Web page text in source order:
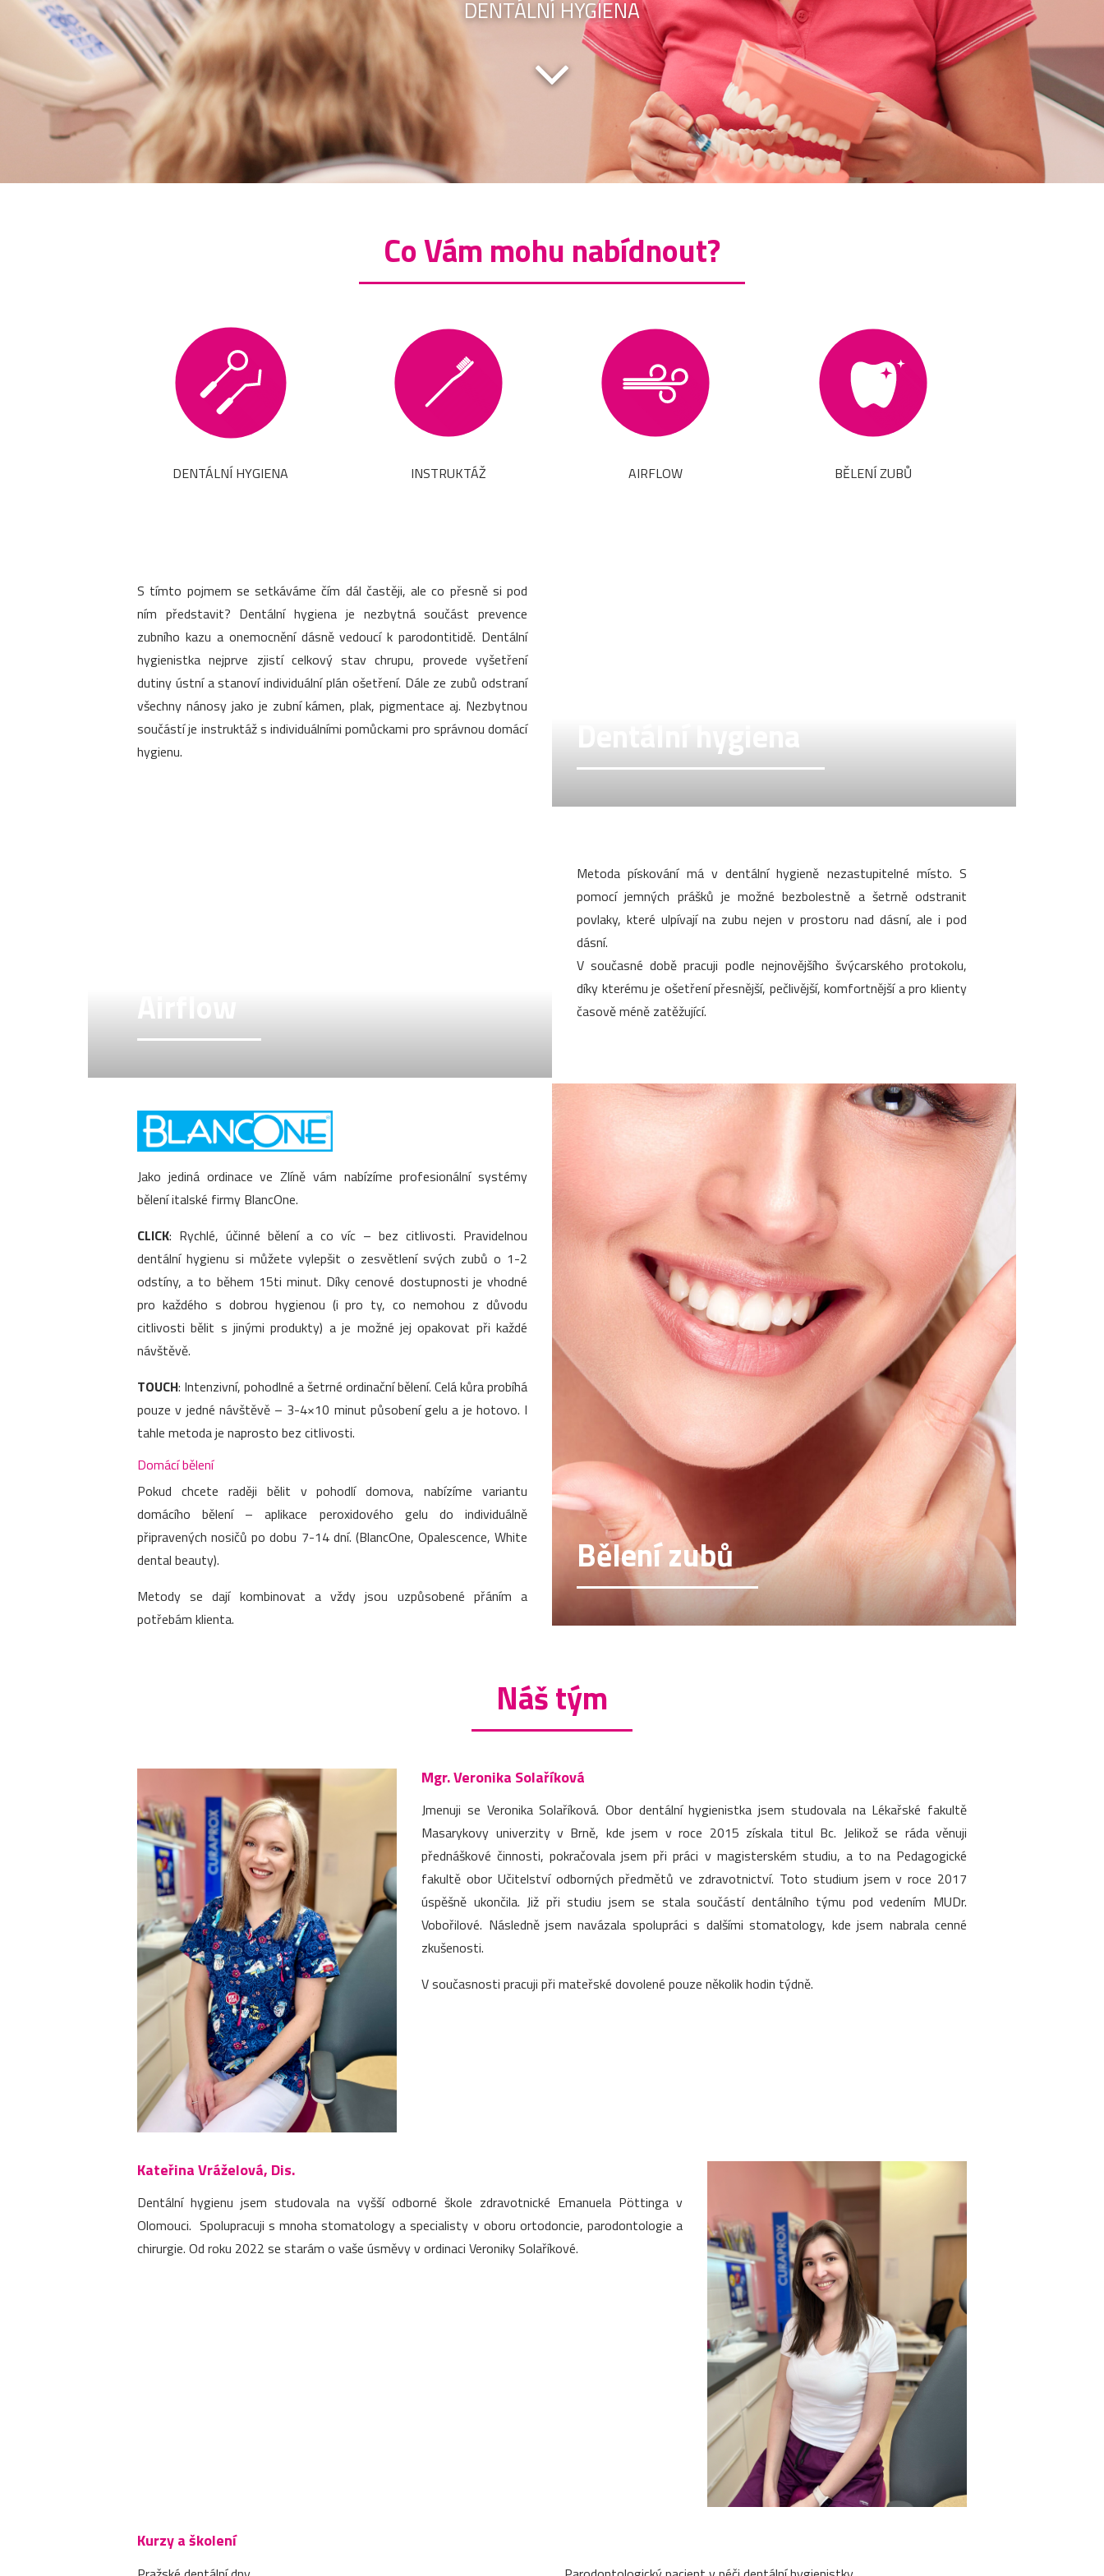
DENTÁLNÍ HYGIENA
Co Vám mohu nabídnout?
DENTÁLNÍ HYGIENA INSTRUKTÁŽ AIRFLOW BĚLENÍ ZUBŮ
S tímto pojmem se setkáváme čím dál častěji, ale co přesně si pod
ním představit? Dentální hygiena je nezbytná součást prevence
zubního kazu a onemocnění dásně vedoucí k parodontitidě. Dentální
hygienistka nejprve zjistí celkový stav chrupu, provede vyšetření
dutiny ústní a stanoví individuální plán ošetření. Dále ze zubů odstraní
všechny nánosy jako je zubní kámen, plak, pigmentace aj. Nezbytnou
součástí je instruktáž s individuálními pomůckami pro správnou domácí
hygienu.
Dentální hygiena
Airflow
Metoda pískování má v dentální hygieně nezastupitelné místo. S
pomocí jemných prášků je možné bezbolestně a šetrně odstranit
povlaky, které ulpívají na zubu nejen v prostoru nad dásní, ale i pod
dásní.
V současné době pracuji podle nejnovějšího švýcarského protokolu,
díky kterému je ošetření přesnější, pečlivější, komfortnější a pro klienty
časově méně zatěžující.
Jako jediná ordinace ve Zlíně vám nabízíme profesionální systémy
bělení italské firmy BlancOne.
CLICK: Rychlé, účinné bělení a co víc – bez citlivosti. Pravidelnou
dentální hygienu si můžete vylepšit o zesvětlení svých zubů o 1-2
odstíny, a to během 15ti minut. Díky cenové dostupnosti je vhodné
pro každého s dobrou hygienou (i pro ty, co nemohou z důvodu
citlivosti bělit s jinými produkty) a je možné jej opakovat při každé
návštěvě.
TOUCH: Intenzivní, pohodlné a šetrné ordinační bělení. Celá kůra probíhá
pouze v jedné návštěvě – 3-4×10 minut působení gelu a je hotovo. I
tahle metoda je naprosto bez citlivosti.
Domácí bělení
Pokud chcete raději bělit v pohodlí domova, nabízíme variantu
domácího bělení – aplikace peroxidového gelu do individuálně
připravených nosičů po dobu 7-14 dní. (BlancOne, Opalescence, White
dental beauty).
Metody se dají kombinovat a vždy jsou uzpůsobené přáním a
potřebám klienta.
Bělení zubů
Náš tým
Mgr. Veronika Solaříková
Jmenuji se Veronika Solaříková. Obor dentální hygienistka jsem studovala na Lékařské fakultě
Masarykovy univerzity v Brně, kde jsem v roce 2015 získala titul Bc. Jelikož se ráda věnuji
přednáškové činnosti, pokračovala jsem při práci v magisterském studiu, a to na Pedagogické
fakultě obor Učitelství odborných předmětů ve zdravotnictví. Toto studium jsem v roce 2017
úspěšně ukončila. Již při studiu jsem se stala součástí dentálního týmu pod vedením MUDr.
Vobořilové. Následně jsem navázala spolupráci s dalšími stomatology, kde jsem nabrala cenné
zkušenosti.
V současnosti pracuji při mateřské dovolené pouze několik hodin týdně.
Kateřina Vráželová, Dis.
Dentální hygienu jsem studovala na vyšší odborné škole zdravotnické Emanuela Pöttinga v
Olomouci. Spolupracuji s mnoha stomatology a specialisty v oboru ortodoncie, parodontologie a
chirurgie. Od roku 2022 se starám o vaše úsměvy v ordinaci Veroniky Solaříkové.
Kurzy a školení